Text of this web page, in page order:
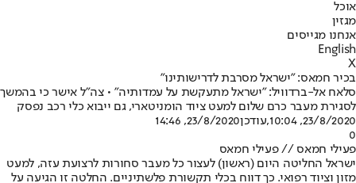
אוכל
מגזין
אנחנו מגייסים
English
X
בכיר חמאס: "ישראל מסרבת לדרישותינו"
סלאח אל-ברדוויל: "ישראל מתעקשת על עמדותיה" • צה"ל אישר כי בהמשך
לסגירת מעבר כרם שלום למעט ציוד הומניטארי, גם ייבוא כלי רכב נפסק
23/8/2020, 10:04
,עודכן23/8/2020, 14:46
0
פעילי חמאס // פעילי חמאס
ישראל החליטה היום (ראשון) לעצור כל מעבר סחורות לרצועת עזה, למעט
מזון וציוד רפואי. כך דווח בכלי תקשורת פלשתיניים. החלטה זו הגיעה על